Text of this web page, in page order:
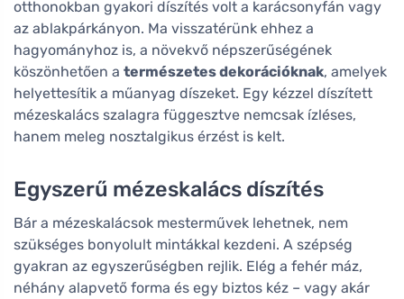
otthonokban gyakori díszítés volt a karácsonyfán vagy
az ablakpárkányon. Ma visszatérünk ehhez a
hagyományhoz is, a növekvő népszerűségének
köszönhetően a természetes dekorációknak, amelyek
helyettesítik a műanyag díszeket. Egy kézzel díszített
mézeskalács szalagra függesztve nemcsak ízléses,
hanem meleg nosztalgikus érzést is kelt.
Egyszerű mézeskalács díszítés
Bár a mézeskalácsok mesterművek lehetnek, nem
szükséges bonyolult mintákkal kezdeni. A szépség
gyakran az egyszerűségben rejlik. Elég a fehér máz,
néhány alapvető forma és egy biztos kéz – vagy akár